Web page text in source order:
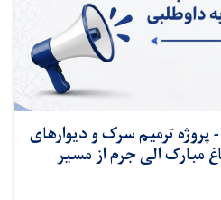
ترمیم سرک و دیوارهای
مبارک الی جرم از مسیر